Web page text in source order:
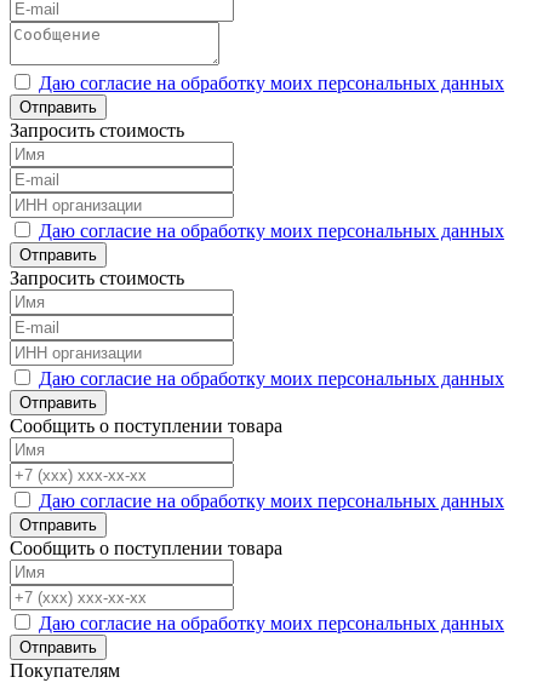
Даю согласие на обработку моих персональных данных
Отправить
Запросить стоимость
Даю согласие на обработку моих персональных данных
Отправить
Запросить стоимость
Даю согласие на обработку моих персональных данных
Отправить
Сообщить о поступлении товара
Даю согласие на обработку моих персональных данных
Отправить
Сообщить о поступлении товара
Даю согласие на обработку моих персональных данных
Отправить
Покупателям